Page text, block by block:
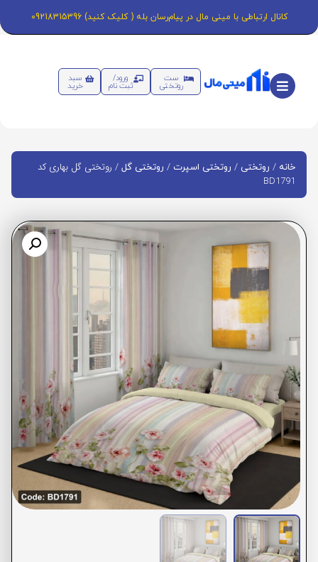
کانال ارتباطی با مینی مال در پیام‌رسان بله ( کلیک کنید) 09218315396
ست
روتختی
ورود/
ثبت نام
سبد
خرید
خانه / روتختی / روتختی اسپرت / روتختی گل / روتختی گل بهاری کد
BD1791